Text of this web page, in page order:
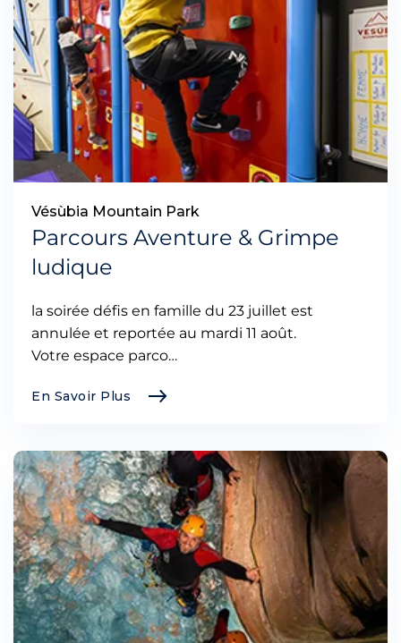
Vésùbia Mountain Park
Parcours Aventure & Grimpe
ludique
la soirée défis en famille du 23 juillet est
annulée et reportée au mardi 11 août.
Votre espace parco…
En Savoir Plus